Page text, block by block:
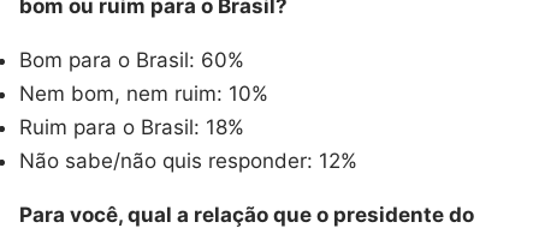
bom ou ruim para o Brasil?
Bom para o Brasil: 60%
Nem bom, nem ruim: 10%
Ruim para o Brasil: 18%
Não sabe/não quis responder: 12%
Para você, qual a relação que o presidente do